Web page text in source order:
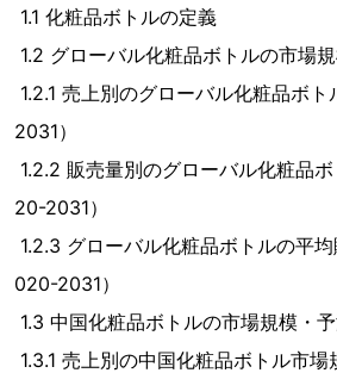
1.1 化粧品ボトルの定義
1.2 グローバル化粧品ボトルの市場
1.2.1 売上別のグローバル化粧品ボ
2031）
1.2.2 販売量別のグローバル化粧品
20-2031）
1.2.3 グローバル化粧品ボトルの平
020-2031）
1.3 中国化粧品ボトルの市場規模・予
1.3.1 売上別の中国化粧品ボトル市場